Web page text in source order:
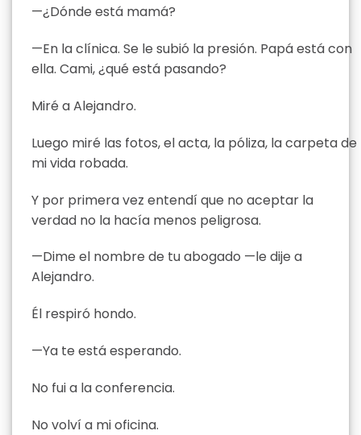
—¿Dónde está mamá?
—En la clínica. Se le subió la presión. Papá está con
ella. Cami, ¿qué está pasando?
Miré a Alejandro.
Luego miré las fotos, el acta, la póliza, la carpeta de
mi vida robada.
Y por primera vez entendí que no aceptar la
verdad no la hacía menos peligrosa.
—Dime el nombre de tu abogado —le dije a
Alejandro.
Él respiró hondo.
—Ya te está esperando.
No fui a la conferencia.
No volví a mi oficina.